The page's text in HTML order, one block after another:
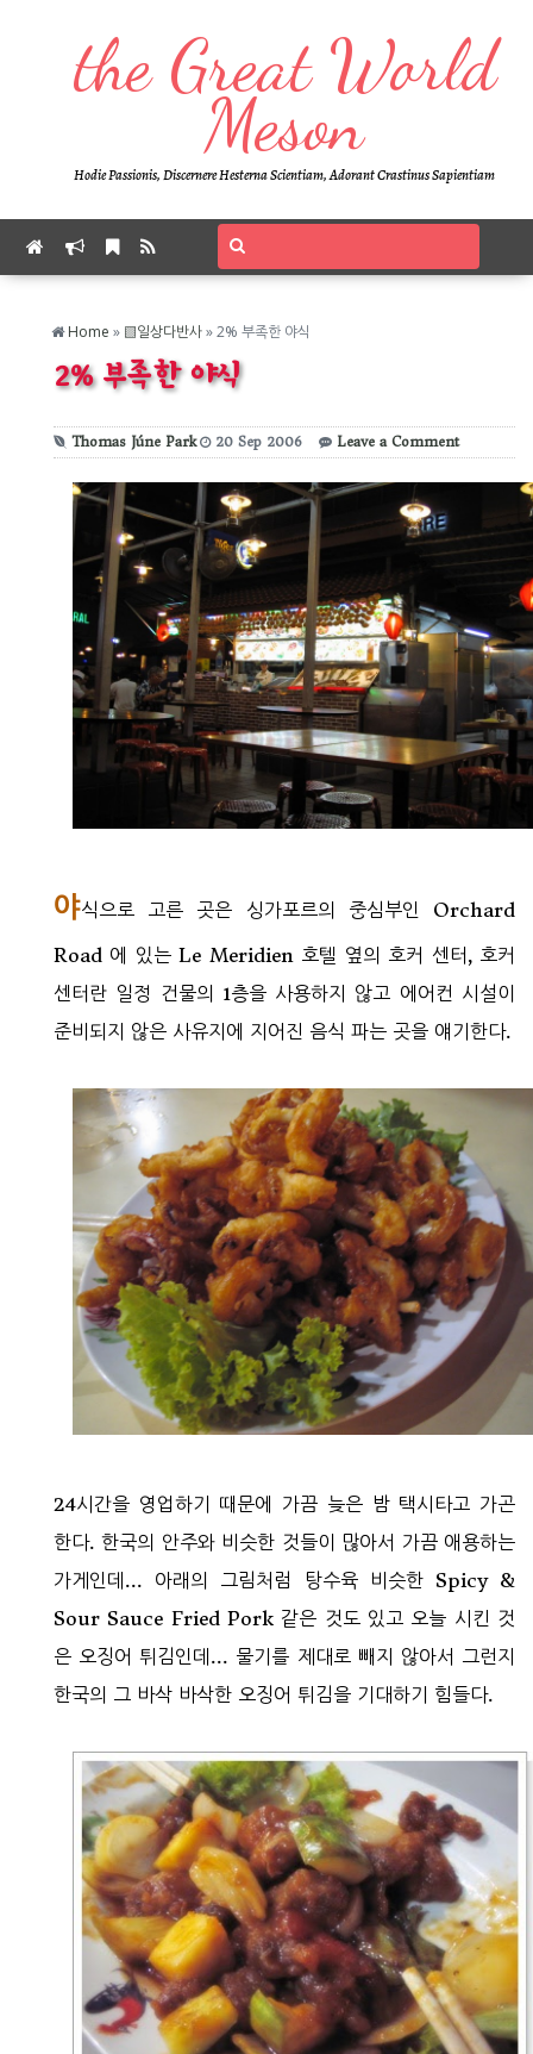
the Great World
Meson
Hodie Passionis, Discernere Hesterna Scientiam, Adorant Crastinus Sapientiam
Home » ▨일상다반사»2% 부족한 야식
2% 부족한 야식
Thomas Júne Park 20 Sep 2006 Leave a Comment
야식으로 고른 곳은 싱가포르의 중심부인 Orchard
Road 에 있는 Le Meridien 호텔 옆의 호커 센터, 호커
센터란 일정 건물의 1층을 사용하지 않고 에어컨 시설이
준비되지 않은 사유지에 지어진 음식 파는 곳을 얘기한다.
24시간을 영업하기 때문에 가끔 늦은 밤 택시타고 가곤
한다. 한국의 안주와 비슷한 것들이 많아서 가끔 애용하는
가게인데... 아래의 그림처럼 탕수육 비슷한 Spicy &
Sour Sauce Fried Pork 같은 것도 있고 오늘 시킨 것
은 오징어 튀김인데... 물기를 제대로 빼지 않아서 그런지
한국의 그 바삭 바삭한 오징어 튀김을 기대하기 힘들다.